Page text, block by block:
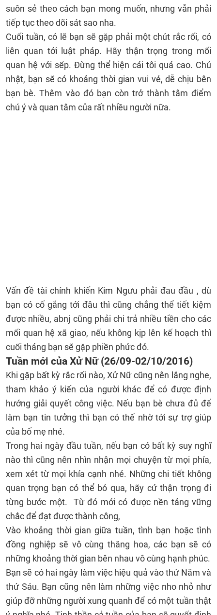
suôn sẻ theo cách bạn mong muốn, nhưng vẫn phải
tiếp tục theo dõi sát sao nha.
Cuối tuần, có lẽ bạn sẽ gặp phải một chút rắc rối, có
liên quan tới luật pháp. Hãy thận trọng trong mối
quan hệ với sếp. Đừng thể hiện cái tôi quá cao. Chủ
nhật, bạn sẽ có khoảng thời gian vui vẻ, dễ chịu bên
bạn bè. Thêm vào đó bạn còn trở thành tâm điểm
chú ý và quan tâm của rất nhiều người nữa.
Vấn đề tài chính khiến Kim Ngưu phải đau đầu , dù
bạn có cố gắng tới đâu thì cũng chẳng thể tiết kiệm
được nhiều, abnj cũng phải chi trả nhiều tiền cho các
mối quan hệ xã giao, nếu không kịp lên kế hoạch thì
cuối tháng bạn sẽ gặp phiền phức đó.
Tuần mới của Xử Nữ (26/09-02/10/2016)
Khi gặp bất kỳ rắc rối nào, Xử Nữ cũng nên lắng nghe,
tham khảo ý kiến của người khác để có được định
hướng giải quyết công việc. Nếu bạn bè chưa đủ để
làm bạn tin tưởng thì bạn có thể nhờ tới sự trợ giúp
của bố mẹ nhé.
Trong hai ngày đầu tuần, nếu bạn có bất kỳ suy nghĩ
nào thì cũng nên nhìn nhận mọi chuyện từ mọi phía,
xem xét từ mọi khía cạnh nhé. Những chi tiết không
quan trọng bạn có thể bỏ qua, hãy cứ thận trọng đi
từng bước một. Từ đó mới có được nền tảng vững
chắc để đạt được thành công,
Vào khoảng thời gian giữa tuần, tình bạn hoặc tình
đồng nghiệp sẽ vô cùng thăng hoa, các bạn sẽ có
những khoảng thời gian bên nhau vô cùng hạnh phúc.
Bạn sẽ có hai ngày làm việc hiệu quả vào thứ Năm và
thứ Sáu. Bạn cũng nên làm những việc nho nhỏ như
giúp đỡ những người xung quanh để có một tuần thật